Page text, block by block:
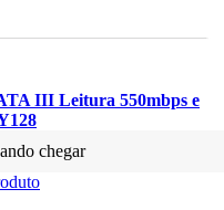
III Leitura 550mbps e
chegar